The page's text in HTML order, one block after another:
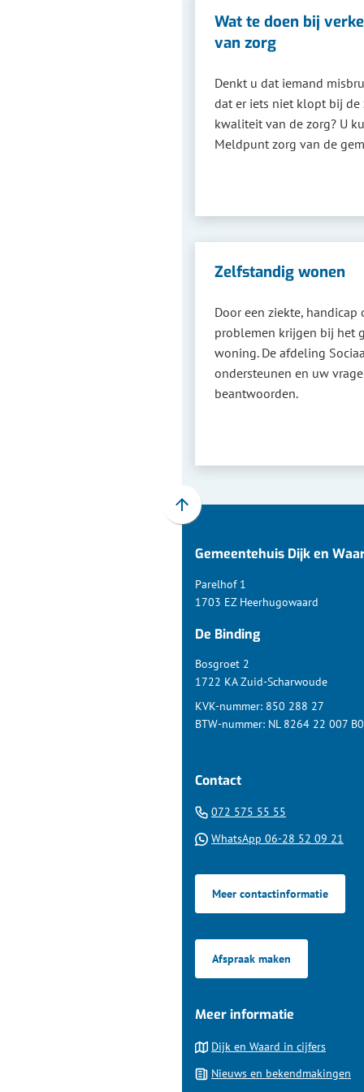
Wat te doen bij
van zorg
Denkt u dat iemand
dat er iets niet klopt bij
kwaliteit van de zorg? U
Meldpunt zorg van de
Zelfstandig wonen
Door een ziekte,
problemen krijgen bij het
woning. De afdeling
ondersteunen en uw
beantwoorden.
Scroll
boven
het
van
paginainhoud
Gemeentehuis Dijk en
Parelhof 1
1703 EZ Heerhugowaard
De Binding
Bosgroet 2
1722 KA Zuid-Scharwoude
KVK-nummer: 850 288 27
BTW-nummer: NL 8264 22 007
Contact
072 575 55 55
naar
WhatsApp 06-28 52 09 21
een
Meer contactinformatie
Afspraak maken
Meer informatie
Dijk en Waard in cijfers
Nieuws en bekendmakingen